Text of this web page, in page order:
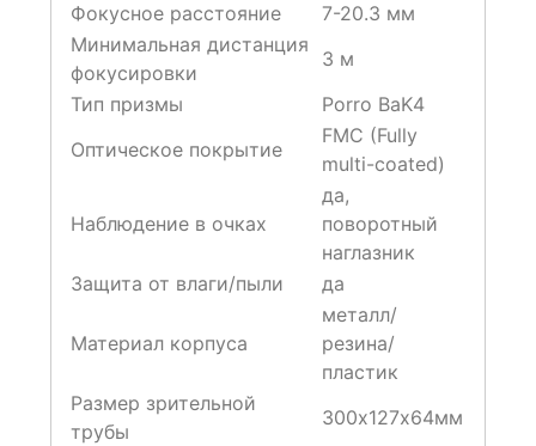
Фокусное расстояние
7-20.3 мм
Минимальная дистанция
фокусировки
3 м
Тип призмы
Porro BaK4
Оптическое покрытие
FMC (Fully
multi-coated)
Наблюдение в очках
да,
поворотный
наглазник
Защита от влаги/пыли
да
Материал корпуса
металл/
резина/
пластик
Размер зрительной
трубы
300х127х64мм